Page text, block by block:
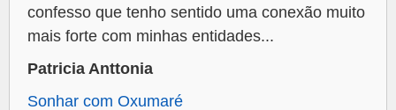
confesso que tenho sentido uma conexão muito
mais forte com minhas entidades...
Patricia Anttonia
Sonhar com Oxumaré